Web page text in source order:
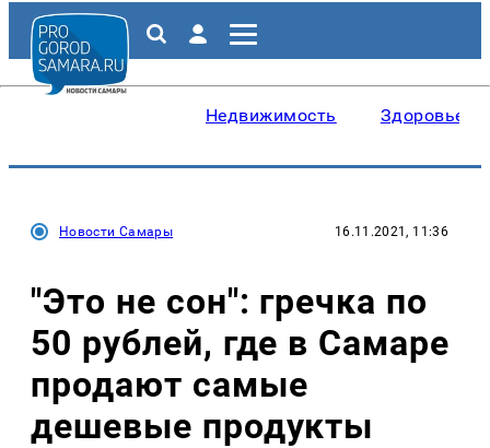
Недвижимость Здоровье
Новости Самары 16.11.2021, 11:36
"Это не сон": гречка по
50 рублей, где в Самаре
продают самые
дешевые продукты